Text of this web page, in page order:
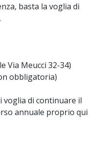
basta la voglia di
Via Meucci 32-34)
obbligatoria)
voglia di continuare il
annuale proprio qui